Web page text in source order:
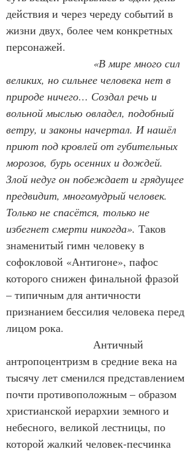
действия и через череду событий в
жизни двух, более чем конкретных
персонажей.
«В мире много сил
великих, но сильнее человека нет в
природе ничего… Создал речь и
вольной мыслью овладел, подобный
ветру, и законы начертал. И нашёл
приют под кровлей от губительных
морозов, бурь осенних и дождей.
Злой недуг он побеждает и грядущее
предвидит, многомудрый человек.
Только не спасётся, только не
избегнет смерти никогда». Таков
знаменитый гимн человеку в
софокловой «Антигоне», пафос
которого снижен финальной фразой
– типичным для античности
признанием бессилия человека перед
лицом рока.
Античный
антропоцентризм в средние века на
тысячу лет сменился представлением
почти противоположным – образом
христианской иерархии земного и
небесного, великой лестницы, по
которой жалкий человек-песчинка